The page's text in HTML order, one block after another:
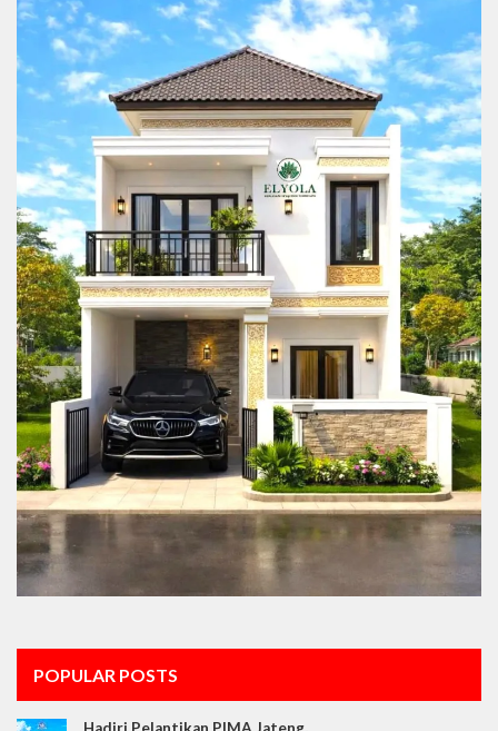
POPULAR POSTS
Hadiri Pelantikan PIMA Jateng,